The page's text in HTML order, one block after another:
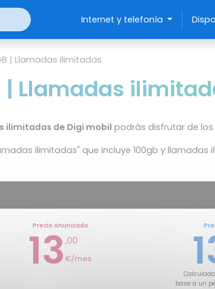
Internet y telefonía
| Llamadas ilimitadas
| Llamadas
ilimitadas de Digi mobil podrás disfrutar de los
ilimitadas" que incluye 100gb y llamadas
Precio Anunciado
13,00
€/mes
base a un